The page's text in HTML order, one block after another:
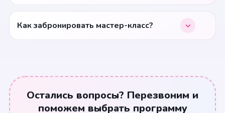
Как забронировать мастер-класс?
Остались вопросы? Перезвоним и
поможем выбрать программу